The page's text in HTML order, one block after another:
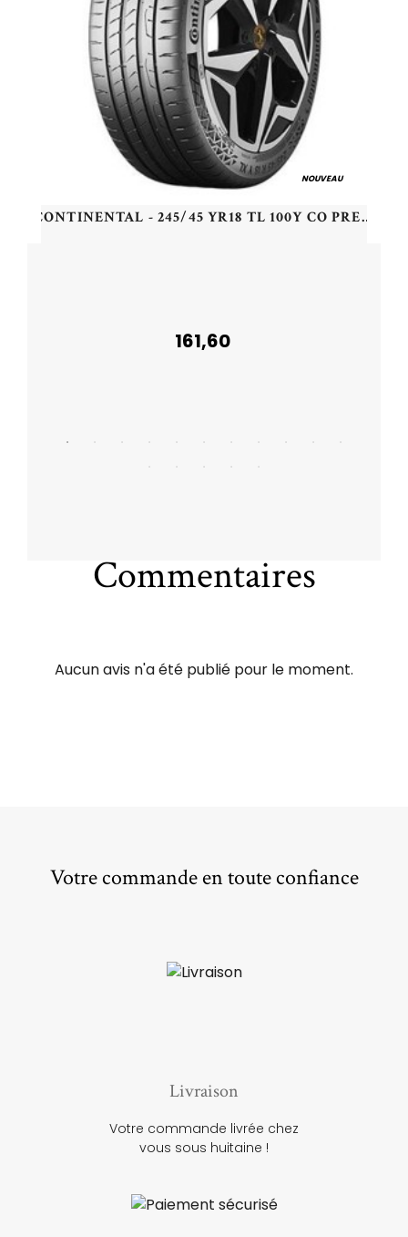
NOUVEAU
CONTINENTAL - 245/45 YR18 TL 100Y CO PREMIUM CONT 7 XL (EV) - 2454518 - CAB
161,60
Commentaires
Aucun avis n'a été publié pour le moment.
Votre commande en toute confiance
Livraison
Votre commande livrée chez
vous sous huitaine !